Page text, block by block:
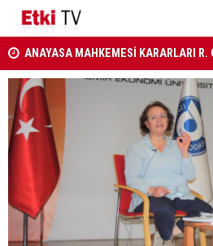
ANAYASA MAHKEMESİ KARARLARI R.
Ahbap Derneği'nin yönetimine